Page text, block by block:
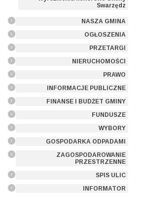
Swarzędz
NASZA GMINA
OGŁOSZENIA
PRZETARGI
NIERUCHOMOŚCI
PRAWO
INFORMACJE PUBLICZNE
FINANSE I BUDŻET GMINY
FUNDUSZE
WYBORY
GOSPODARKA ODPADAMI
ZAGOSPODAROWANIE
PRZESTRZENNE
SPIS ULIC
INFORMATOR